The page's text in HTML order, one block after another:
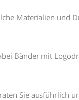
Materialien und
Bänder mit
Sie ausführlich